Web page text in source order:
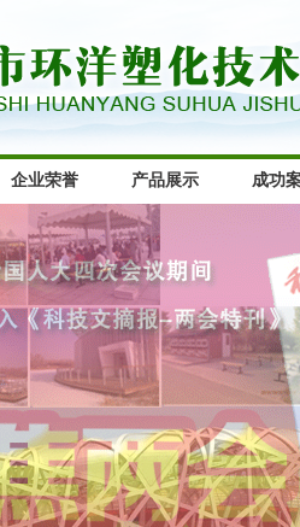
企业荣誉 产品展示 成功